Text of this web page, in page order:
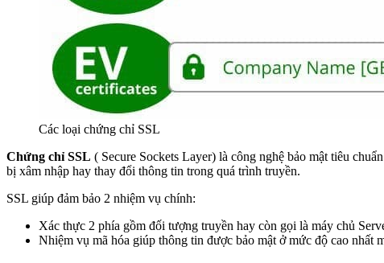
Các loại chứng chỉ SSL
Chứng chỉ SSL ( Secure Sockets Layer) là công nghệ bảo mật tiêu
bị xâm nhập hay thay đổi thông tin trong quá trình truyền.
SSL giúp đảm bảo 2 nhiệm vụ chính:
Xác thực 2 phía gồm đối tượng truyền hay còn gọi là máy chủ
Nhiệm vụ mã hóa giúp thông tin được bảo mật ở mức độ cao